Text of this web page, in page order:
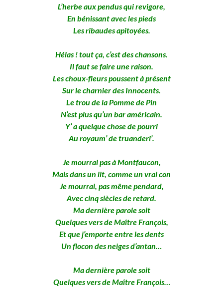
L’herbe aux pendus qui revigore,
En bénissant avec les pieds
Les ribaudes apitoyées.
Hélas ! tout ça, c’est des chansons.
Il faut se faire une raison.
Les choux-fleurs poussent à présent
Sur le charnier des Innocents.
Le trou de la Pomme de Pin
N’est plus qu’un bar américain.
Y’ a quelque chose de pourri
Au royaum’ de truanderi’.
Je mourrai pas à Montfaucon,
Mais dans un lit, comme un vrai con
Je mourrai, pas même pendard,
Avec cinq siècles de retard.
Ma dernière parole soit
Quelques vers de Maître François,
Et que j’emporte entre les dents
Un flocon des neiges d’antan…
Ma dernière parole soit
Quelques vers de Maître François…